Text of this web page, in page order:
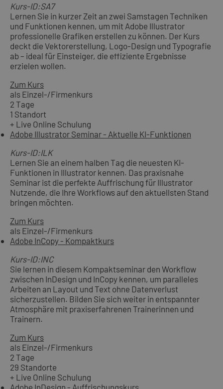
Kurs-ID:SA7
Lernen Sie in kurzer Zeit an zwei Samstagen Techniken
und Funktionen kennen, um mit Adobe Illustrator
professionelle Grafiken erstellen zu können. Der Kurs
deckt die Vektorerstellung, Logo-Design und Typografie
ab – ideal für Einsteiger, die effiziente Ergebnisse
erzielen wollen.
Zum Kurs
als Einzel-/Firmenkurs
2 Tage
1 Standort
+ Live Online Schulung
Adobe Illustrator Seminar - Aktuelle KI-Funktionen
Kurs-ID:ILK
Lernen Sie an einem halben Tag die neuesten KI-
Funktionen in Illustrator kennen. Das praxisnahe
Seminar ist die perfekte Auffrischung für Illustrator
Nutzende, die Ihre Workflows auf den aktuellsten Stand
bringen möchten.
Zum Kurs
als Einzel-/Firmenkurs
Adobe InCopy - Kompaktkurs
Kurs-ID:INC
Sie lernen in diesem Kompaktseminar den Workflow
zwischen InDesign und InCopy kennen, um paralleles
Arbeiten an Layout und Text ohne Datenverlust
sicherzustellen. Bilden Sie sich weiter in entspannter
Atmosphäre mit praxiserfahrenen Trainerinnen und
Trainern.
Zum Kurs
als Einzel-/Firmenkurs
2 Tage
29 Standorte
+ Live Online Schulung